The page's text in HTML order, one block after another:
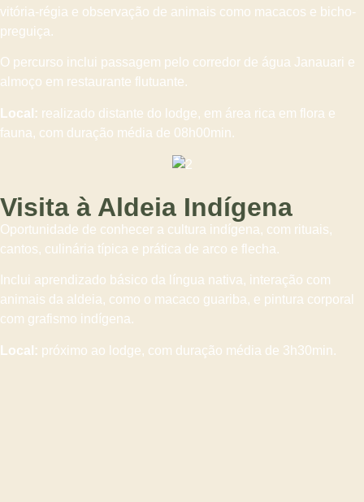
vitória-régia e observação de animais como macacos e bicho-
preguiça.
O percurso inclui passagem pelo corredor de água Janauari e
almoço em restaurante flutuante.
Local: realizado distante do lodge, em área rica em flora e
fauna, com duração média de 08h00min.
Visita à Aldeia Indígena
Oportunidade de conhecer a cultura indígena, com rituais,
cantos, culinária típica e prática de arco e flecha.
Inclui aprendizado básico da língua nativa, interação com
animais da aldeia, como o macaco guariba, e pintura corporal
com grafismo indígena.
Local: próximo ao lodge, com duração média de 3h30min.